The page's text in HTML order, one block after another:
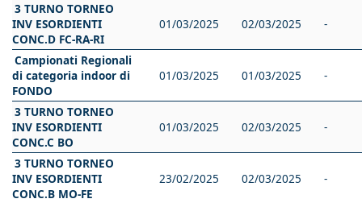
3 TURNO TORNEO
INV ESORDIENTI
CONC.D FC-RA-RI
01/03/2025 02/03/2025 -
Campionati Regionali
di categoria indoor di
FONDO
01/03/2025 01/03/2025 -
3 TURNO TORNEO
INV ESORDIENTI
CONC.C BO
01/03/2025 02/03/2025 -
3 TURNO TORNEO
INV ESORDIENTI
CONC.B MO-FE
23/02/2025 02/03/2025 -